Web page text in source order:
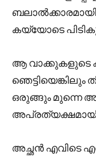
ബലാൽക്കാരമായി
കയ്യോടെ
ആ വാക്കുകളുടെ
ഞെട്ടിയെങ്കിലും
ഒരുങ്ങും മുന്നെ
അച്ഛൻ എവിടെ